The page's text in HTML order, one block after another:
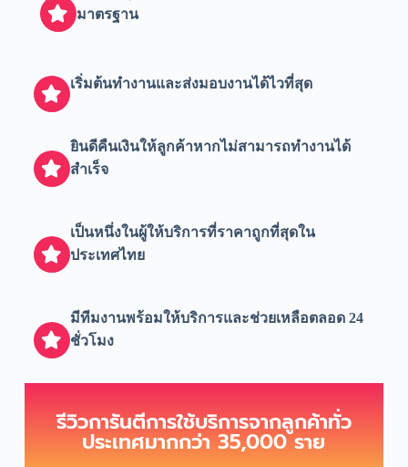
มาตรฐาน​
เริ่มต้นทำงานและส่งมอบงานได้ไวที่สุด
ยินดีคืนเงินให้ลูกค้าหากไม่สามารถทำงานได้
สำเร็จ
เป็นหนึ่งในผู้ให้บริการที่ราคาถูกที่สุดใน
ประเทศไทย
มีทีมงานพร้อมให้บริการและช่วยเหลือตลอด 24
ชั่วโมง
รีวิวการันตีการใช้บริการจากลูกค้าทั่ว
ประเทศมากกว่า 35,000 ราย